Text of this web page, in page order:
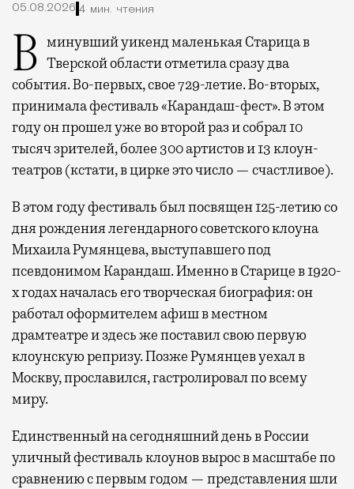
05.08.2026 4 мин. чтения
В минувший уикенд маленькая Старица в Тверской области отметила сразу два
события. Во-первых, свое 729-летие. Во-вторых,
принимала фестиваль «Карандаш-фест». В этом
году он прошел уже во второй раз и собрал 10
тысяч зрителей, более 300 артистов и 13 клоун-
театров (кстати, в цирке это число — счастливое).
В этом году фестиваль был посвящен 125-летию со
дня рождения легендарного советского клоуна
Михаила Румянцева, выступавшего под
псевдонимом Карандаш. Именно в Старице в 1920-
х годах началась его творческая биография: он
работал оформителем афиш в местном
драмтеатре и здесь же поставил свою первую
клоунскую репризу. Позже Румянцев уехал в
Москву, прославился, гастролировал по всему
миру.
Единственный на сегодняшний день в России
уличный фестиваль клоунов вырос в масштабе по
сравнению с первым годом — представления шли